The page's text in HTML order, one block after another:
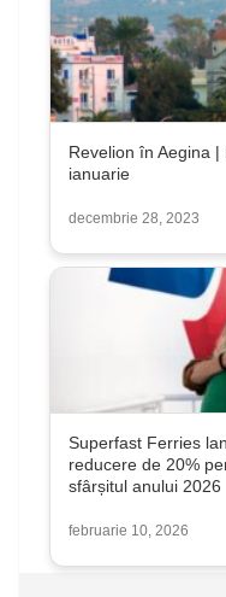
Revelion în Aegina
ianuarie
decembrie 28, 2023
Superfast Ferries
reducere de 20%
sfârșitul anului 2026
februarie 10, 2026